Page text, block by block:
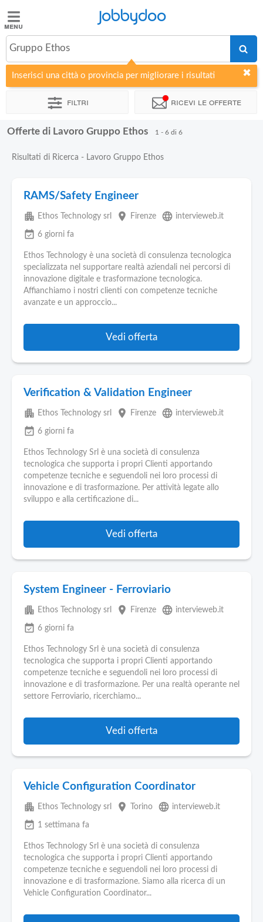
Jobbydoo
Offerte
di
lavoro
Elenco
Blog
Pubblica
Offerte
Aziende
Jobbydoo
Gruppo Ethos
Inserisci una città o provincia per migliorare i risultati
Filtri Ricevi le offerte
Offerte di Lavoro Gruppo Ethos 1 - 6 di 6
Risultati di Ricerca - Lavoro Gruppo Ethos
RAMS/Safety Engineer
apartment Ethos Technology srl place Firenze language intervieweb.it
event_available 6 giorni fa
Ethos Technology è una società di consulenza tecnologica
specializzata nel supportare realtà aziendali nei percorsi di
innovazione digitale e trasformazione tecnologica.
Affianchiamo i nostri clienti con competenze tecniche
avanzate e un approccio...
Vedi offerta
Verification & Validation Engineer
apartment Ethos Technology srl place Firenze language intervieweb.it
event_available 6 giorni fa
Ethos Technology Srl è una società di consulenza
tecnologica che supporta i propri Clienti apportando
competenze tecniche e seguendoli nei loro processi di
innovazione e di trasformazione. Per attività legate allo
sviluppo e alla certificazione di...
Vedi offerta
System Engineer - Ferroviario
apartment Ethos Technology srl place Firenze language intervieweb.it
event_available 6 giorni fa
Ethos Technology Srl è una società di consulenza
tecnologica che supporta i propri Clienti apportando
competenze tecniche e seguendoli nei loro processi di
innovazione e di trasformazione. Per una realtà operante nel
settore Ferroviario, ricerchiamo...
Vedi offerta
Vehicle Configuration Coordinator
apartment Ethos Technology srl place Torino language intervieweb.it
event_available 1 settimana fa
Ethos Technology Srl è una società di consulenza
tecnologica che supporta i propri Clienti apportando
competenze tecniche e seguendoli nei loro processi di
innovazione e di trasformazione. Siamo alla ricerca di un
Vehicle Configuration Coordinator...